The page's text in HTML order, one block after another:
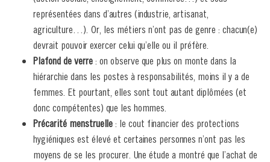
représentées dans d’autres (industrie, artisanat,
agriculture…). Or, les métiers n’ont pas de genre : chacun(e)
devrait pouvoir exercer celui qu’elle ou il préfère.
Plafond de verre: on observe que plus on monte dans la
hiérarchie dans les postes à responsabilités, moins il y a de
femmes. Et pourtant, elles sont tout autant diplômées (et
donc compétentes) que les hommes.
Précarité menstruelle: le cout financier des protections
hygiéniques est élevé et certaines personnes n’ont pas les
moyens de se les procurer. Une étude a montré que l’achat de